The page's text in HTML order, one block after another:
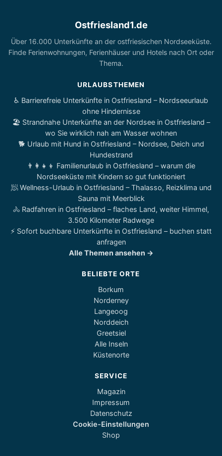
Ostfriesland1.de
Über 16.000 Unterkünfte an der ostfriesischen Nordseeküste.
Finde Ferienwohnungen, Ferienhäuser und Hotels nach Ort oder
Thema.
URLAUBSTHEMEN
♿ Barrierefreie Unterkünfte in Ostfriesland – Nordseeurlaub
ohne Hindernisse
🏖️ Strandnahe Unterkünfte an der Nordsee in Ostfriesland –
wo Sie wirklich nah am Wasser wohnen
🐕 Urlaub mit Hund in Ostfriesland – Nordsee, Deich und
Hundestrand
👨‍👩‍👧‍👦 Familienurlaub in Ostfriesland – warum die
Nordseeküste mit Kindern so gut funktioniert
🧖 Wellness-Urlaub in Ostfriesland – Thalasso, Reizklima und
Sauna mit Meerblick
🚴 Radfahren in Ostfriesland – flaches Land, weiter Himmel,
3.500 Kilometer Radwege
⚡ Sofort buchbare Unterkünfte in Ostfriesland – buchen statt
anfragen
Alle Themen ansehen →
BELIEBTE ORTE
Borkum
Norderney
Langeoog
Norddeich
Greetsiel
Alle Inseln
Küstenorte
SERVICE
Magazin
Impressum
Datenschutz
Cookie-Einstellungen
Shop